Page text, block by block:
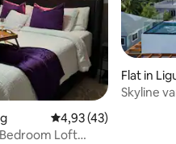
Gemiddelde
4,93 (43)
Loft
Flat in
Skyline